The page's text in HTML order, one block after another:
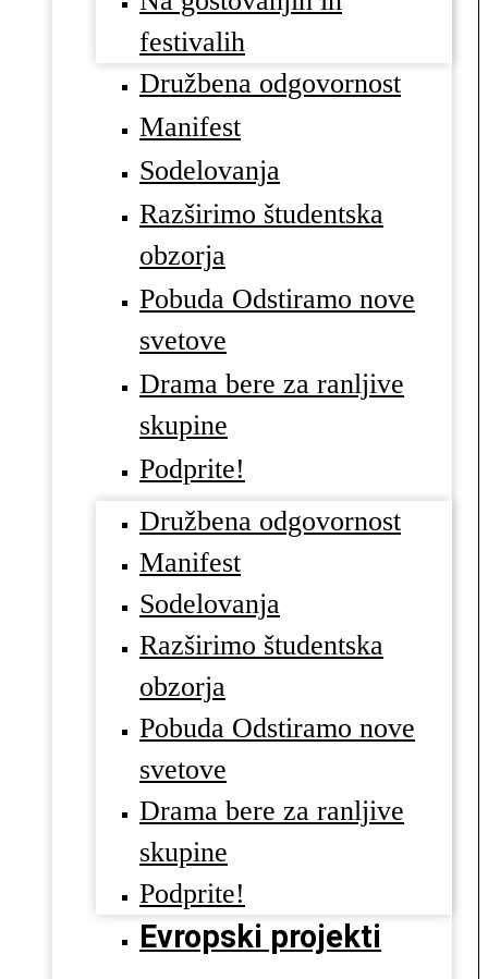
festivalih
Družbena odgovornost
Manifest
Sodelovanja
Razširimo študentska
obzorja
Pobuda Odstiramo nove
svetove
Drama bere za ranljive
skupine
Podprite!
Družbena odgovornost
Manifest
Sodelovanja
Razširimo študentska
obzorja
Pobuda Odstiramo nove
svetove
Drama bere za ranljive
skupine
Podprite!
Evropski projekti